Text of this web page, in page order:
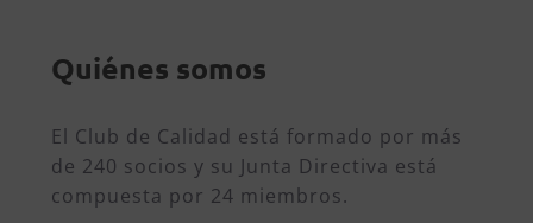
Quiénes somos
El Club de Calidad está formado por más
de 240 socios y su Junta Directiva está
compuesta por 24 miembros.